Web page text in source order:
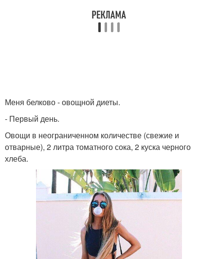
Меня белково - овощной диеты.
- Первый день.
Овощи в неограниченном количестве (свежие и
отварные), 2 литра томатного сока, 2 куска черного
хлеба.